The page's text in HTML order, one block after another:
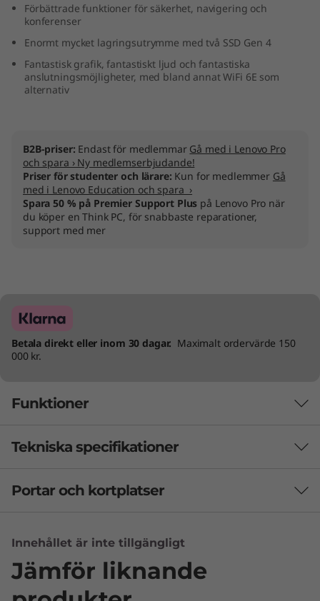
Förbättrade funktioner för säkerhet, navigering och
konferenser
Enormt mycket lagringsutrymme med två SSD Gen 4
Fantastisk grafik, fantastiskt ljud och fantastiska
anslutningsmöjligheter, med bland annat WiFi 6E som
alternativ
B2B-priser: Endast för medlemmar Gå med i Lenovo Pro
och spara › Ny medlemserbjudande!
Priser för studenter och lärare: Kun for medlemmer Gå
med i Lenovo Education och spara ›
Spara 50 % på Premier Support Plus på Lenovo Pro när
du köper en Think PC, för snabbaste reparationer,
support med mer
Betala direkt eller inom 30 dagar. Maximalt ordervärde 150
000 kr.
Funktioner
Tekniska specifikationer
(JEITA 2.0)*
57 Wh: Upp till 15 timmar (MM18), upp till 21 timmar
(JEITA 2.0)*
Stöd för snabbladdning (upp till 80 % på 60 minuter)
Portar och kortplatser
Innehållet är inte tillgängligt
Jämför liknande